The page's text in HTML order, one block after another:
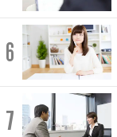
6
7